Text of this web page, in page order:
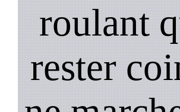
roulant
rester